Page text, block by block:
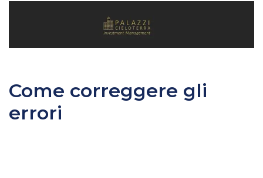
Come correggere gli
errori